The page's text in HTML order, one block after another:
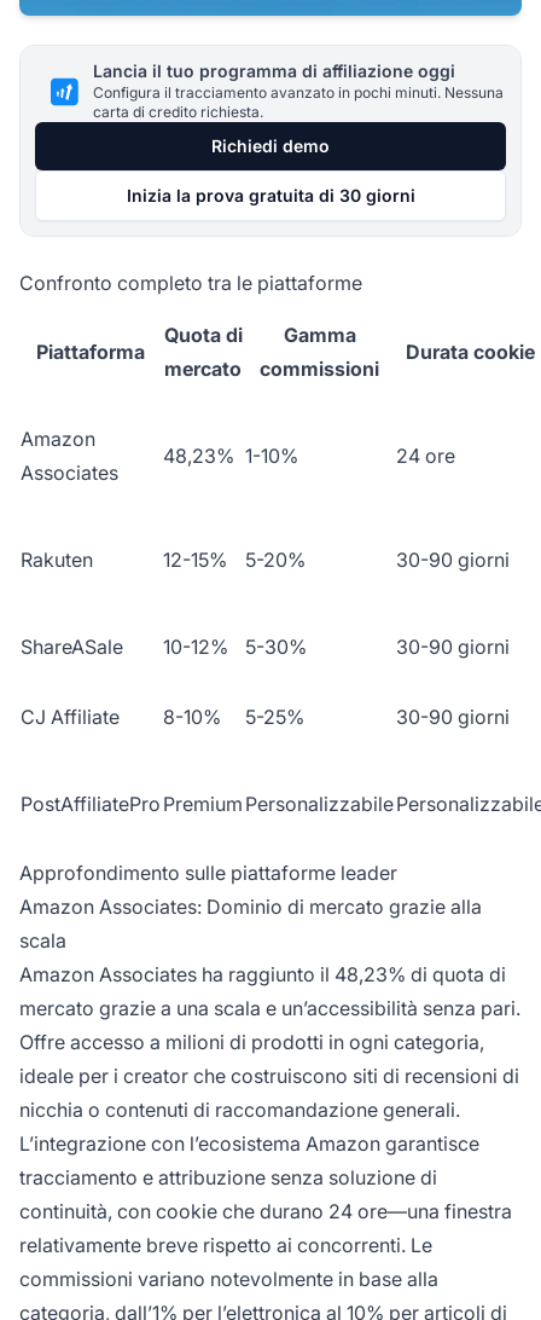
Lancia il tuo programma di affiliazione oggi
Configura il tracciamento avanzato in pochi minuti. Nessuna
carta di credito richiesta.
Richiedi demo
Inizia la prova gratuita di 30 giorni
Confronto completo tra le piattaforme
Piattaforma
Quota di
mercato
Gamma
commissioni
Durata cookie
Amazon
Associates
48,23% 1-10% 24 ore
Rakuten 12-15% 5-20% 30-90 giorni
ShareASale 10-12% 5-30% 30-90 giorni
CJ Affiliate 8-10% 5-25% 30-90 giorni
PostAffiliatePro Premium Personalizzabile
Approfondimento sulle piattaforme leader
Amazon Associates: Dominio di mercato grazie alla
scala
Amazon Associates ha raggiunto il 48,23% di quota di
mercato grazie a una scala e un’accessibilità senza pari.
Offre accesso a milioni di prodotti in ogni categoria,
ideale per i creator che costruiscono siti di recensioni di
nicchia o contenuti di raccomandazione generali.
L’integrazione con l’ecosistema Amazon garantisce
tracciamento e attribuzione senza soluzione di
continuità, con cookie che durano 24 ore—una finestra
relativamente breve rispetto ai concorrenti. Le
commissioni variano notevolmente in base alla
categoria, dall’1% per l’elettronica al 10% per articoli di